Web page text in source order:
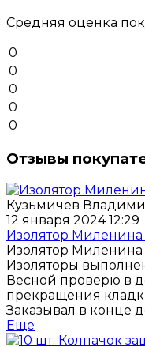
Средняя оценка
0
0
0
0
0
Отзывы
Кузьмичев
12 января 2024 12:29
Изолятор Миленина
Изолятор Миленина
Изоляторы
Весной проверю в
прекращения
Заказывал в конце
Еще